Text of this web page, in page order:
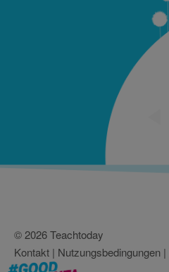
© 2026 Teachtoday
Kontakt | Nutzungsbedingungen |